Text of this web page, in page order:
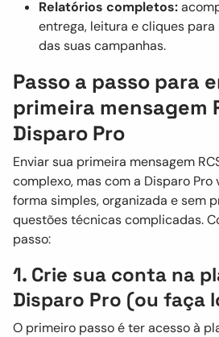
Relatórios completos:
entrega, leitura e cliques
das suas campanhas.
Passo a passo para
primeira mensagem
Disparo Pro
Enviar sua primeira mensagem
complexo, mas com a Disparo Pro
forma simples, organizada e sem
questões técnicas complicadas.
passo:
1. Crie sua conta na
Disparo Pro (ou faça
O primeiro passo é ter acesso à